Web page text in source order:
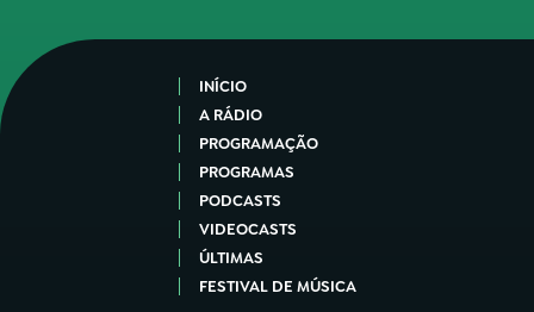
INÍCIO
A RÁDIO
PROGRAMAÇÃO
PROGRAMAS
PODCASTS
VIDEOCASTS
ÚLTIMAS
FESTIVAL DE MÚSICA